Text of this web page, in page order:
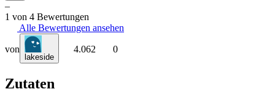
–
1 von 4 Bewertungen
Alle Bewertungen ansehen
von
lakeside
4.062 0
Zutaten